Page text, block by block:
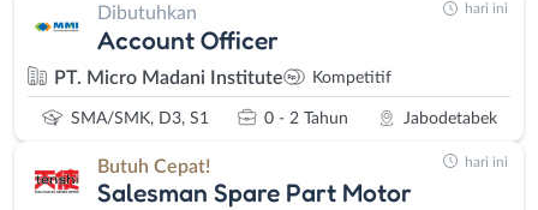
Dibutuhkan
Account Officer
PT. Micro Madani Institute Kompetitif
SMA/SMK, D3, S1 0 - 2 Tahun Jabodetabek
hari ini
Butuh Cepat!
Salesman Spare Part Motor
hari ini